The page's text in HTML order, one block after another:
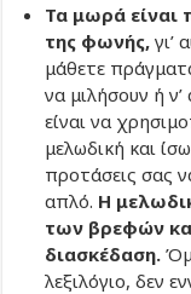
Τα μωρά είναι
της φωνής, γι’
μάθετε
να μιλήσουν ή
είναι να
μελωδική και
προτάσεις σας
απλό. Η
των βρεφών
διασκέδαση.
λεξιλόγιο, δεν